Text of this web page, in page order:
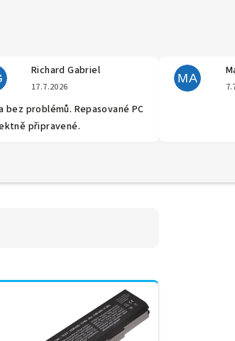
z 5 hvězdiček.
Richard Gabriel
Hodnocení obchodu je 5 z 5
17.7.2026
bez problémů. Repasované PC
připravené.
MA